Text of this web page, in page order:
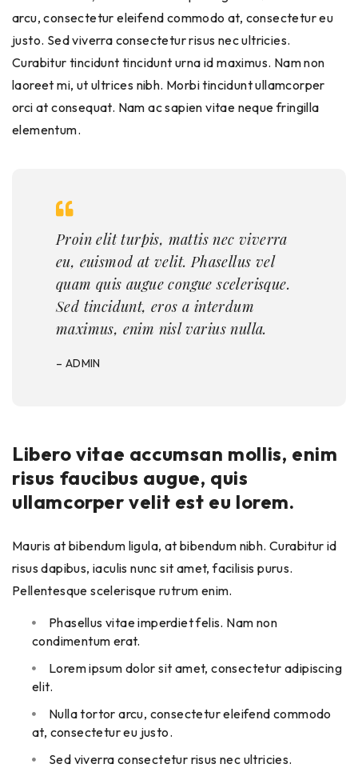
arcu, consectetur eleifend commodo at, consectetur eu
justo. Sed viverra consectetur risus nec ultricies.
Curabitur tincidunt tincidunt urna id maximus. Nam non
laoreet mi, ut ultrices nibh. Morbi tincidunt ullamcorper
orci at consequat. Nam ac sapien vitae neque fringilla
elementum.
Proin elit turpis, mattis nec viverra
eu, euismod at velit. Phasellus vel
quam quis augue congue scelerisque.
Sed tincidunt, eros a interdum
maximus, enim nisl varius nulla.
– ADMIN
Libero vitae accumsan mollis, enim
risus faucibus augue, quis
ullamcorper velit est eu lorem.
Mauris at bibendum ligula, at bibendum nibh. Curabitur id
risus dapibus, iaculis nunc sit amet, facilisis purus.
Pellentesque scelerisque rutrum enim.
Phasellus vitae imperdiet felis. Nam non
condimentum erat.
Lorem ipsum dolor sit amet, consectetur adipiscing
elit.
Nulla tortor arcu, consectetur eleifend commodo
at, consectetur eu justo.
Sed viverra consectetur risus nec ultricies.